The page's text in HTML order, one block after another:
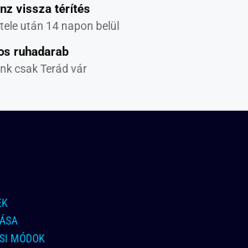
vissza térítés
után 14 napon belül
ruhadarab
csak Terád vár
MÓDOK